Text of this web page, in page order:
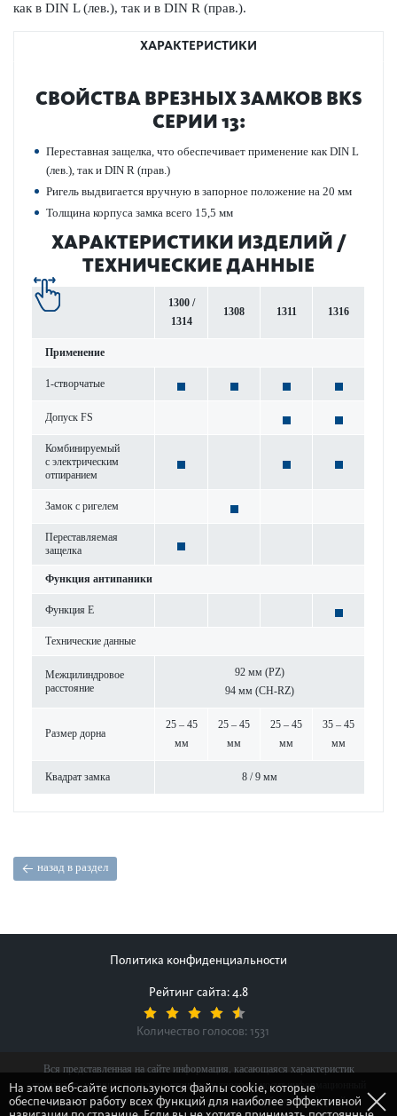
как в DIN L (лев.), так и в DIN R (прав.).
ХАРАКТЕРИСТИКИ
СВОЙСТВА ВРЕЗНЫХ ЗАМКОВ BKS
СЕРИИ 13:
Пер­ес­т­авная защелка, что обеспечивает применение как DIN L
(лев.), так и DIN R (прав.)
Ригель выдвигается вручную в запорное пол­ожение на 20 мм
Толщина корпуса замка всего 15,5 мм
ХАР­АКТЕР­И­С­ТИКИ ИЗДЕЛИЙ /
ТЕХНИЧЕСКИЕ ДАННЫЕ
1300 /
1314
1308 1311 1316
Применение
1-створ­чатые
Допуск FS
Комб­инируемый
с электрическим
отпиранием
Замок с риг­елем
Пер­ес­т­авляемая
защелка
Функция антипаники
Функция Е
Технические данные
Межцилиндровое
расстояние
92 мм (PZ)
94 мм (CH-RZ)
Размер дорна
25 – 45
мм
25 – 45
мм
25 – 45
мм
35 – 45
мм
Квадрат замка 8 / 9 мм
назад в раздел
Политика конфиденциальности
Рейтинг сайта: 4.8
Количество голосов: 1531
Вся представленная на сайте информация, касающаяся характеристик
продуктов, наличия на складе, стоимости товаров, носит информационный
характер и ни при каких условиях не является публичной офертой,
На этом веб-сайте используются файлы cookie, которые
обеспечивают работу всех функций для наиболее эффективной